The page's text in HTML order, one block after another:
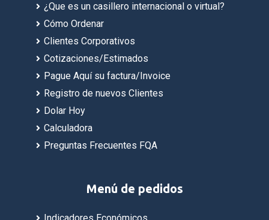
¿Que es un casillero internacional o virtual?
Cómo Ordenar
Clientes Corporativos
Cotizaciones/Estimados
Pague Aquí su factura/Invoice
Registro de nuevos Clientes
Dolar Hoy
Calculadora
Preguntas Frecuentes FQA
Menú de pedidos